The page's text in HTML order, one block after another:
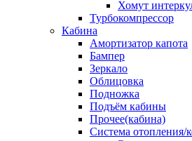
Хомут
Турбокомпрессор
Кабина
Амортизатор капота
Бампер
Зеркало
Облицовка
Подножка
Подъём кабины
Прочее(кабина)
Система отопления/